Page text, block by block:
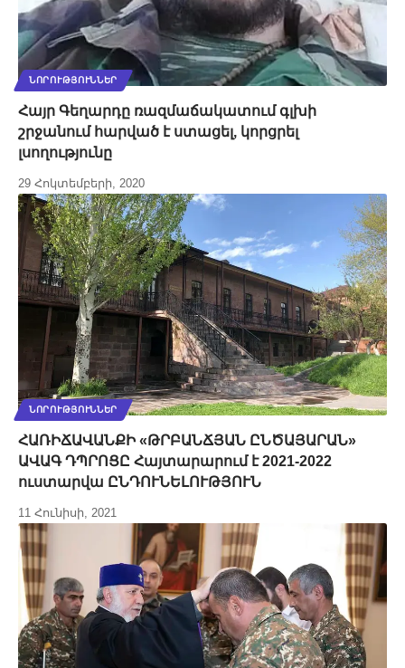
ՆՈՐՈՒԹՅՈՒՆՆԵՐ
Հայր Գեղարդը ռազմաճակատում գլխի
շրջանում հարված է ստացել, կորցրել
լսողությունը
29 Հոկտեմբերի, 2020
ՆՈՐՈՒԹՅՈՒՆՆԵՐ
ՀԱՌԻՃԱՎԱՆՔԻ «ԹՐԲԱՆՃՅԱՆ ԸՆԾԱՅԱՐԱՆ»
ԱՎԱԳ ԴՊՐՈՑԸ Հայտարարում է 2021-2022
ուստարվա ԸՆԴՈՒՆԵԼՈՒԹՅՈՒՆ
11 Հունիսի, 2021